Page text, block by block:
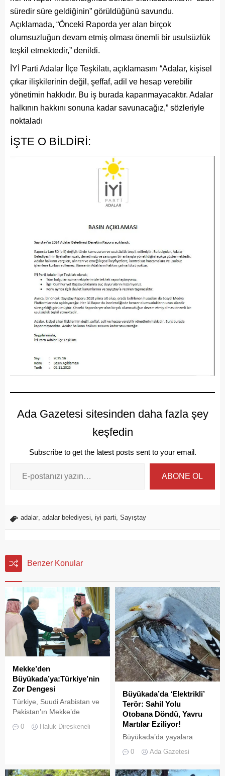
süredir süre geldiğinin” görüldüğünü savundu.
Açıklamada, “Önceki Raporda yer alan birçok
olumsuzluğun devam etmiş olması önemli bir usulsüzlük
teşkil etmektedir,” denildi.
İYİ Parti Adalar İlçe Teşkilatı, açıklamasını “Adalar, kişisel
çıkar ilişkilerinin değil, şeffaf, adil ve hesap verebilir
yönetimin hakkıdır. Bu iş burada kapanmayacaktır. Adalar
halkının hakkını sonuna kadar savunacağız,” sözleriyle
noktaladı
İŞTE O BİLDİRİ:
Ada Gazetesi sitesinden daha fazla şey
keşfedin
Subscribe to get the latest posts sent to your email.
ABONE OL
adalar, adalar belediyesi, iyi parti, Sayıştay
Benzer Konular
Mekke’den
Büyükada’ya:Türkiye’nin
Zor Dengesi
Türkiye, Suudi Arabistan ve
Pakistan’ın Mekke’de
Anlaşması, bölgesel
NATO’su” olarak
0 Haluk Direskeneli
Büyükada’da ‘Elektrikli’
Terör: Sahil Yolu
Otobana Döndü, Yavru
Martılar Eziliyor!
Büyükada’da yayalara
tanımaz elektrikli araç
0 Ada Gazetesi